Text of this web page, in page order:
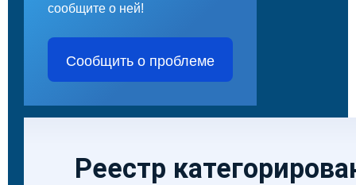
сообщите о ней!
Сообщить о проблеме